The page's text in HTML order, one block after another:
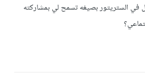
الستريتور بصيغه تسمح لي بمشاركته